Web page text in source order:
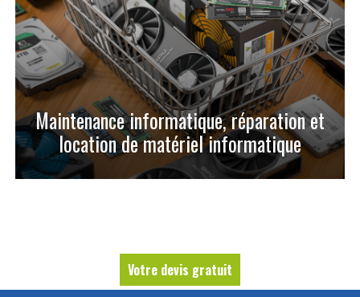
Maintenance informatique, réparation et
location de matériel informatique
Votre devis gratuit